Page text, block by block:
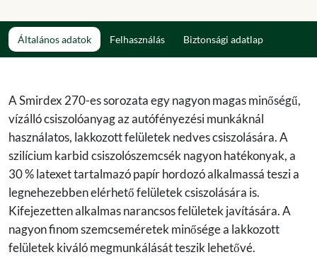
Általános adatok Felhasználás Biztonsági adatlap
A Smirdex 270-es sorozata egy nagyon magas minőségű,
vízálló csiszolóanyag az autófényezési munkáknál
használatos, lakkozott felületek nedves csiszolására. A
szilícium karbid csiszolószemcsék nagyon hatékonyak, a
30 % latexet tartalmazó papír hordozó alkalmassá teszi a
legnehezebben elérhető felületek csiszolására is.
Kifejezetten alkalmas narancsos felületek javítására. A
nagyon finom szemcseméretek minősége a lakkozott
felületek kiváló megmunkálását teszik lehetővé.